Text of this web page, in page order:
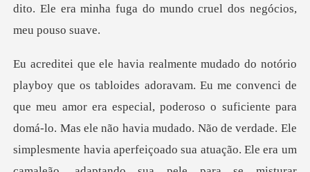
cial, poderoso o suficiente para
domá-lo. Mas ele não havia mudado. Não de verdade. Ele
simplesmente havia aperfeiçoado sua atuaç